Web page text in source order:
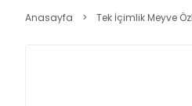
Anasayfa Tek İçimlik Meyve